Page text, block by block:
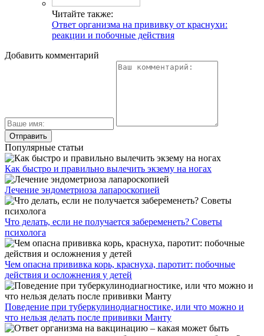
Читайте также:
Ответ организма на прививку от краснухи:
реакции и побочные действия
Добавить комментарий
Популярные статьи
Как быстро и правильно вылечить экзему на ногах
Лечение эндометриоза лапароскопией
Что делать, если не получается забеременеть? Советы
психолога
Чем опасна прививка корь, краснуха, паротит: побочные
действия и осложнения у детей
Поведение при туберкулинодиагностике, или что можно и
что нельзя делать после прививки Манту